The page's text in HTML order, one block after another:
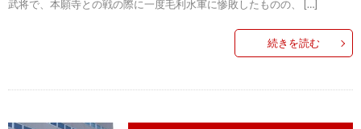
武将で、本願寺との戦の際に一度毛利水軍に惨敗したものの、 […]
続きを読む